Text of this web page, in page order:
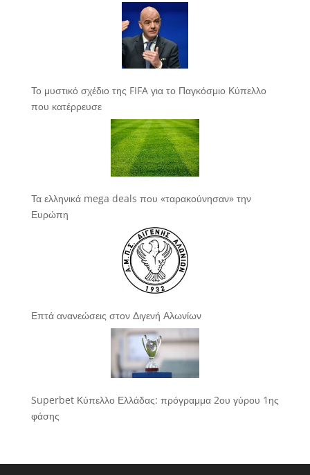
Το μυστικό σχέδιο της FIFA για το Παγκόσμιο Κύπελλο
που κατέρρευσε
Τα ελληνικά mega deals που «ταρακούνησαν» την
Ευρώπη
Επτά ανανεώσεις στον Διγενή Αλωνίων
Superbet Κύπελλο Ελλάδας: πρόγραμμα 2ου γύρου 1ης
φάσης